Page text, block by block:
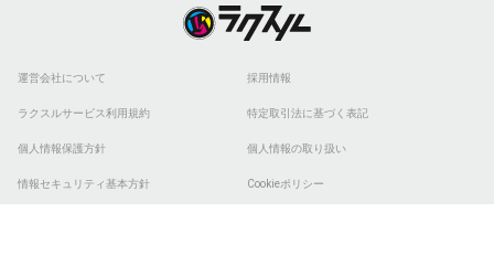
運営会社について 採用情報
ラクスルサービス利用規約 特定取引法に基づく表記
個人情報保護方針 個人情報の取り扱い
情報セキュリティ基本方針 Cookieポリシー